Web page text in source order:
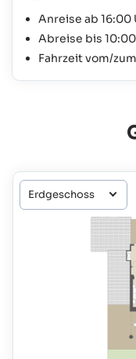
Anreise ab 16:00
Abreise bis
Fahrzeit vom/